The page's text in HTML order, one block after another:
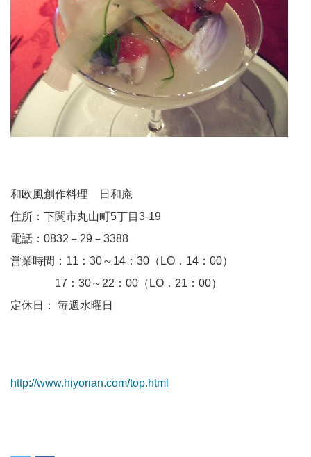
和欧風創作料理 日和庵
住所：下関市丸山町5丁目3-19
電話：0832－29－3388
営業時間：11：30～14：30（LO．14：00）
17：30～22：00（LO．21：00）
定休日： 毎週水曜日
http://www.hiyorian.com/top.html